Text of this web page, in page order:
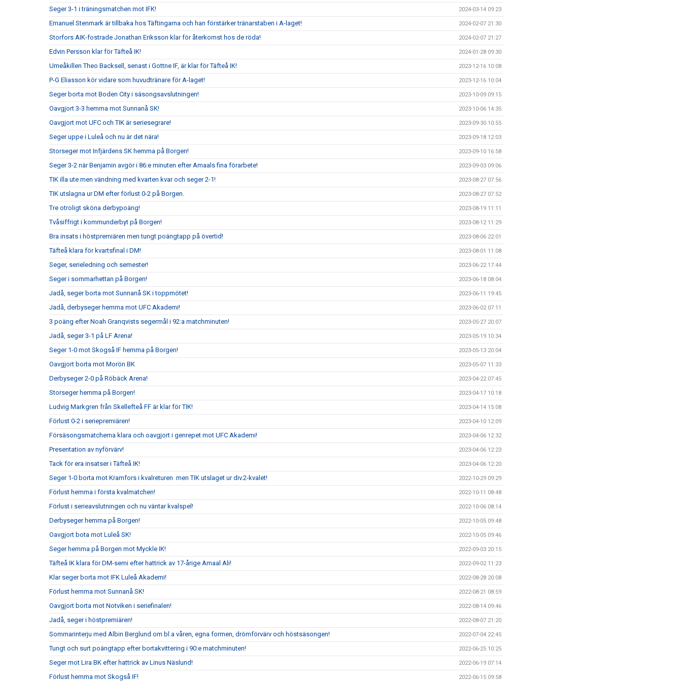
Seger 3-1 i träningsmatchen mot IFK! 2024-03-14 09:23
Emanuel Stenmark är tillbaka hos Täftingarna och han förstärker tränarstaben i A-laget! 2024-02-07 21:30
Storfors AIK-fostrade Jonathan Eriksson klar för återkomst hos de röda! 2024-02-07 21:27
Edvin Persson klar för Täfteå IK! 2024-01-28 09:30
Umeåkillen Theo Backsell, senast i Gottne IF, är klar för Täfteå IK! 2023-12-16 10:08
P-G Eliasson kör vidare som huvudtränare för A-laget! 2023-12-16 10:04
Seger borta mot Boden City i säsongsavslutningen! 2023-10-09 09:15
Oavgjort 3-3 hemma mot Sunnanå SK! 2023-10-06 14:35
Oavgjort mot UFC och TIK är seriesegrare! 2023-09-30 10:55
Seger uppe i Luleå och nu är det nära! 2023-09-18 12:03
Storseger mot Infjärdens SK hemma på Borgen! 2023-09-10 16:58
Seger 3-2 när Benjamin avgör i 86:e minuten efter Amaals fina förarbete! 2023-09-03 09:06
TIK illa ute men vändning med kvarten kvar och seger 2-1! 2023-08-27 07:56
TIK utslagna ur DM efter förlust 0-2 på Borgen. 2023-08-27 07:52
Tre otroligt sköna derbypoäng! 2023-08-19 11:11
Tvåsiffrigt i kommunderbyt på Borgen! 2023-08-12 11:29
Bra insats i höstpremiären men tungt poängtapp på övertid! 2023-08-06 22:01
Täfteå klara för kvartsfinal i DM! 2023-08-01 11:08
Seger, serieledning och semester! 2023-06-22 17:44
Seger i sommarhettan på Borgen! 2023-06-18 08:04
Jadå, seger borta mot Sunnanå SK i toppmötet! 2023-06-11 19:45
Jadå, derbyseger hemma mot UFC Akademi! 2023-06-02 07:11
3 poäng efter Noah Granqvists segermål i 92:a matchminuten! 2023-05-27 20:07
Jadå, seger 3-1 på LF Arena! 2023-05-19 10:34
Seger 1-0 mot Skogså IF hemma på Borgen! 2023-05-13 20:04
Oavgjort borta mot Morön BK 2023-05-07 11:33
Derbyseger 2-0 på Röbäck Arena! 2023-04-22 07:45
Storseger hemma på Borgen! 2023-04-17 10:18
Ludvig Markgren från Skellefteå FF är klar för TIK! 2023-04-14 15:08
Förlust 0-2 i seriepremiären! 2023-04-10 12:09
Försäsongsmatcherna klara och oavgjort i genrepet mot UFC Akademi! 2023-04-06 12:32
Presentation av nyförvärv! 2023-04-06 12:23
Tack för era insatser i Täfteå IK! 2023-04-06 12:20
Seger 1-0 borta mot Kramfors i kvalreturen men TIK utslaget ur div.2-kvalet! 2022-10-29 09:29
Förlust hemma i första kvalmatchen! 2022-10-11 08:48
Förlust i serieavslutningen och nu väntar kvalspel! 2022-10-06 08:14
Derbyseger hemma på Borgen! 2022-10-05 09:48
Oavgjort bota mot Luleå SK! 2022-10-05 09:46
Seger hemma på Borgen mot Myckle IK! 2022-09-03 20:15
Täfteå IK klara för DM-semi efter hattrick av 17-årige Amaal Ali! 2022-09-02 11:23
Klar seger borta mot IFK Luleå Akademi! 2022-08-28 20:08
Förlust hemma mot Sunnanå SK! 2022-08-21 08:59
Oavgjort borta mot Notviken i seriefinalen! 2022-08-14 09:46
Jadå, seger i höstpremiären! 2022-08-07 21:20
Sommarinterju med Albin Berglund om bl.a våren, egna formen, drömförvärv och höstsäsongen! 2022-07-04 22:45
Tungt och surt poängtapp efter bortakvittering i 90:e matchminuten! 2022-06-25 10:25
Seger mot Lira BK efter hattrick av Linus Näslund! 2022-06-19 07:14
Förlust hemma mot Skogså IF! 2022-06-15 09:58